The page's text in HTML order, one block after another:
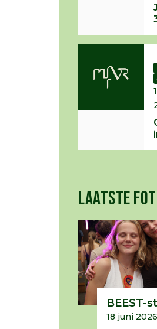
LAATSTE
BEEST-
18 juni 2026